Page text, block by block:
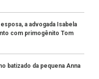
a advogada Isabela
com primogênito Tom
batizado da pequena Anna